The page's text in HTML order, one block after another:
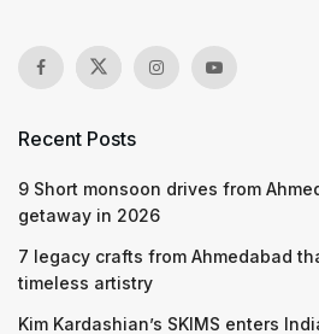
Recent Posts
9 Short monsoon drives from
getaway in 2026
7 legacy crafts from Ahmedabad
timeless artistry
Kim Kardashian’s SKIMS enters